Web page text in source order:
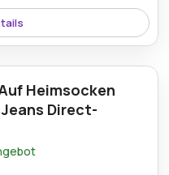
86 % Rabatt auf
bei Jeans-
Heimsocken
Direct-